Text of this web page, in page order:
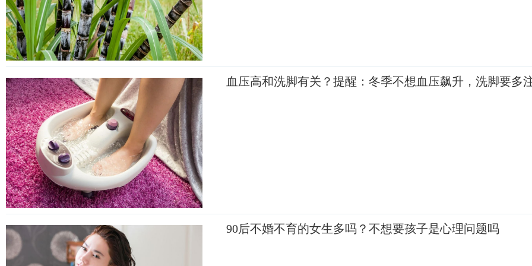
血压高和洗脚有关？提醒：冬季不想血压飙升，洗脚要多
90后不婚不育的女生多吗？不想要孩子是心理问题吗